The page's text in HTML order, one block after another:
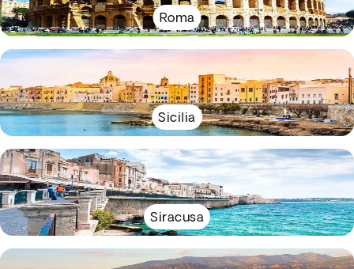
Roma
Sicilia
Siracusa